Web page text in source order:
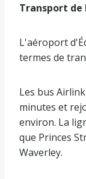
Transport de
L'aéroport
termes de
Les bus
minutes et
environ. La
que Princes
Waverley.